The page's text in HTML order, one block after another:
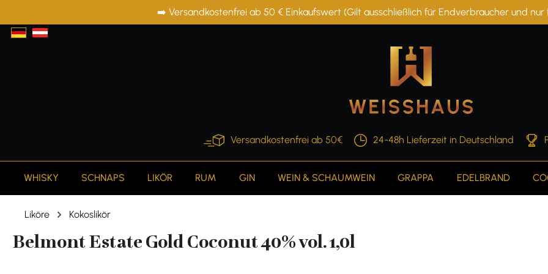
Zur Hauptnavigation springen➡️ Versandkostenfrei ab 50 € Einkaufswert (Gilt ausschließlich für Endverbraucher und
Versandkostenfrei ab 50€ 24-48h Lieferzeit in Deutschland
WHISKY SCHNAPS LIKÖR RUM GIN WEIN & SCHAUMWEIN GRAPPA EDELBRAND
Liköre Kokoslikör
Belmont Estate Gold Coconut 40% vol. 1,0l